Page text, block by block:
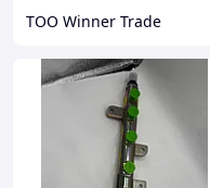
ТОО Winner Trade